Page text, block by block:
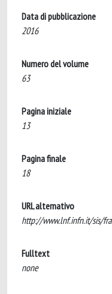
Data di pubblicazione
2016
Numero del volume
63
Pagina iniziale
13
Pagina finale
18
URL alternativo
http://www.lnf.infn.it/sis/
Fulltext
none